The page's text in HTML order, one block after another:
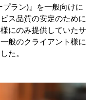
プラン)』を一般向けに
ス品質の安定のために
にのみ提供していたサ
般のクライアント様に
た。